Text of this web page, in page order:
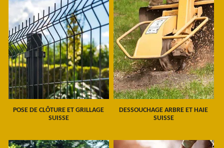
POSE DE CLÔTURE ET GRILLAGE
SUISSE
DESSOUCHAGE ARBRE ET HAIE
SUISSE